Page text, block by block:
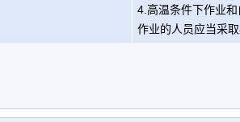
4.高温条件下作业
作业的人员应当采